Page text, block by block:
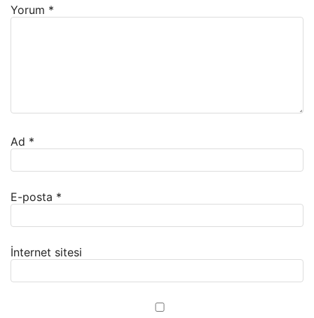
Yorum *
Ad *
E-posta *
İnternet sitesi